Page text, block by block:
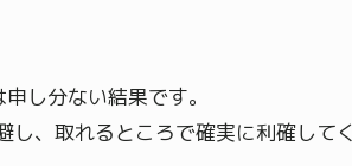
し分ない結果です。
し、取れるところで確実に利確して